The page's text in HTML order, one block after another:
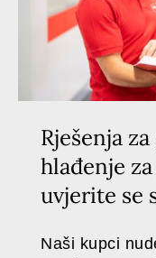
Rješenja
hlađenje
uvjerite se
Naši kupci